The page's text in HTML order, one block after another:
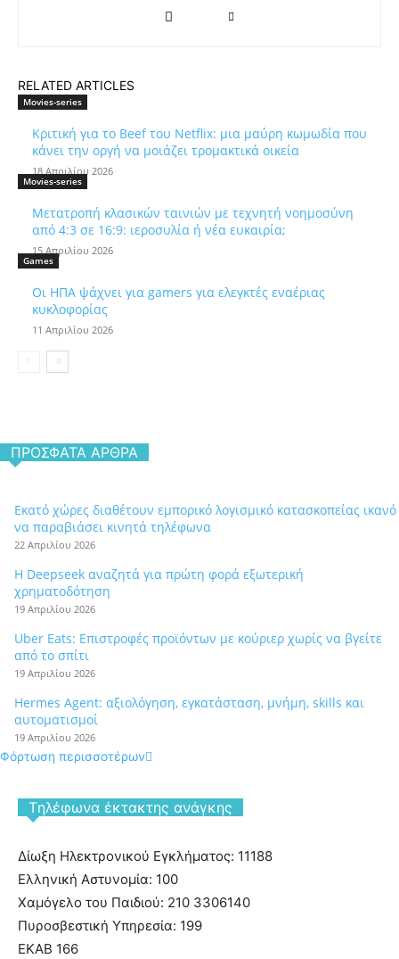
RELATED ARTICLES
Movies-series
Κριτική για το Beef του Netflix: μια μαύρη κωμωδία που
κάνει την οργή να μοιάζει τρομακτικά οικεία
18 Απριλίου 2026
Movies-series
Μετατροπή κλασικών ταινιών με τεχνητή νοημοσύνη
από 4:3 σε 16:9: ιεροσυλία ή νέα ευκαιρία;
15 Απριλίου 2026
Games
Οι ΗΠΑ ψάχνει για gamers για ελεγκτές εναέριας
κυκλοφορίας
11 Απριλίου 2026
ΠΡΌΣΦΑΤΑ ΆΡΘΡΑ
Εκατό χώρες διαθέτουν εμπορικό λογισμικό κατασκοπείας ικανό
να παραβιάσει κινητά τηλέφωνα
22 Απριλίου 2026
Η Deepseek αναζητά για πρώτη φορά εξωτερική
χρηματοδότηση
19 Απριλίου 2026
Uber Eats: Επιστροφές προϊόντων με κούριερ χωρίς να βγείτε
από το σπίτι
19 Απριλίου 2026
Hermes Agent: αξιολόγηση, εγκατάσταση, μνήμη, skills και
αυτοματισμοί
19 Απριλίου 2026
Φόρτωση περισσοτέρων
Tηλέφωνα έκτακτης ανάγκης
Δίωξη Ηλεκτρονικού Εγκλήματος: 11188
Ελληνική Αστυνομία: 100
Χαμόγελο του Παιδιού: 210 3306140
Πυροσβεστική Υπηρεσία: 199
ΕΚΑΒ 166